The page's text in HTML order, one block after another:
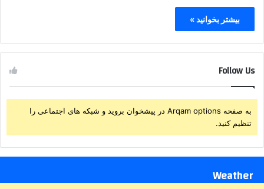
بیشتر بخوانید »
Follow Us
به صفحه Arqam options در پیشخوان بروید و شبکه های اجتماعی را
تنظیم کنید.
Weather